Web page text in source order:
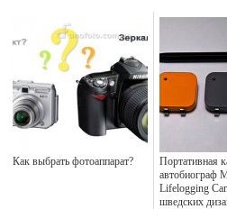
Как выбрать фотоаппарат?
Портативная
автобиограф
Lifelogging
шведских